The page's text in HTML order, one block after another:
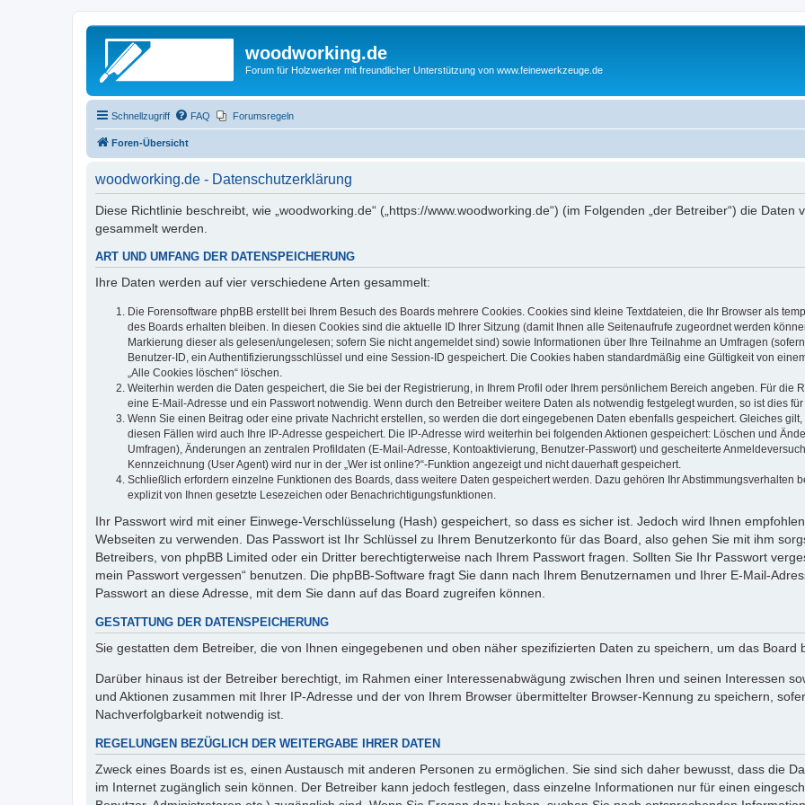
woodworking.de
Forum für Holzwerker mit freundlicher Unterstützung von www.feinewerkzeuge.de
Schnellzugriff FAQ Forumsregeln
Foren-Übersicht
woodworking.de - Datenschutzerklärung
Diese Richtlinie beschreibt, wie „woodworking.de“ („https://www.woodworking.de“) (im Folgenden „der Betreiber“) die
gesammelt werden.
ART UND UMFANG DER DATENSPEICHERUNG
Ihre Daten werden auf vier verschiedene Arten gesammelt:
Die Forensoftware phpBB erstellt bei Ihrem Besuch des Boards mehrere Cookies. Cookies sind kleine Textdateien, die Ihr Browser als
des Boards erhalten bleiben. In diesen Cookies sind die aktuelle ID Ihrer Sitzung (damit Ihnen alle Seitenaufrufe zugeordnet werden
Markierung dieser als gelesen/ungelesen; sofern Sie nicht angemeldet sind) sowie Informationen über Ihre Teilnahme an Umfragen
Benutzer-ID, ein Authentifizierungsschlüssel und eine Session-ID gespeichert. Die Cookies haben standardmäßig eine Gültigkeit von
„Alle Cookies löschen“ löschen.
Weiterhin werden die Daten gespeichert, die Sie bei der Registrierung, in Ihrem Profil oder Ihrem persönlichem Bereich angeben. Für die
eine E-Mail-Adresse und ein Passwort notwendig. Wenn durch den Betreiber weitere Daten als notwendig festgelegt wurden, so ist dies
Wenn Sie einen Beitrag oder eine private Nachricht erstellen, so werden die dort eingegebenen Daten ebenfalls gespeichert. Gleiches
diesen Fällen wird auch Ihre IP-Adresse gespeichert. Die IP-Adresse wird weiterhin bei folgenden Aktionen gespeichert: Löschen und
Umfragen), Änderungen an zentralen Profildaten (E-Mail-Adresse, Kontoaktivierung, Benutzer-Passwort) und gescheiterte
Kennzeichnung (User Agent) wird nur in der „Wer ist online?“-Funktion angezeigt und nicht dauerhaft gespeichert.
Schließlich erfordern einzelne Funktionen des Boards, dass weitere Daten gespeichert werden. Dazu gehören Ihr Abstimmungsverhalten
explizit von Ihnen gesetzte Lesezeichen oder Benachrichtigungsfunktionen.
Ihr Passwort wird mit einer Einwege-Verschlüsselung (Hash) gespeichert, so dass es sicher ist. Jedoch wird Ihnen
Webseiten zu verwenden. Das Passwort ist Ihr Schlüssel zu Ihrem Benutzerkonto für das Board, also gehen Sie mit ihm
Betreibers, von phpBB Limited oder ein Dritter berechtigterweise nach Ihrem Passwort fragen. Sollten Sie Ihr Passwort
mein Passwort vergessen“ benutzen. Die phpBB-Software fragt Sie dann nach Ihrem Benutzernamen und Ihrer E-Mail-
Passwort an diese Adresse, mit dem Sie dann auf das Board zugreifen können.
GESTATTUNG DER DATENSPEICHERUNG
Sie gestatten dem Betreiber, die von Ihnen eingegebenen und oben näher spezifizierten Daten zu speichern, um das Board
Darüber hinaus ist der Betreiber berechtigt, im Rahmen einer Interessenabwägung zwischen Ihren und seinen Interessen
und Aktionen zusammen mit Ihrer IP-Adresse und der von Ihrem Browser übermittelter Browser-Kennung zu speichern,
Nachverfolgbarkeit notwendig ist.
REGELUNGEN BEZÜGLICH DER WEITERGABE IHRER DATEN
Zweck eines Boards ist es, einen Austausch mit anderen Personen zu ermöglichen. Sie sind sich daher bewusst, dass die
im Internet zugänglich sein können. Der Betreiber kann jedoch festlegen, dass einzelne Informationen nur für einen